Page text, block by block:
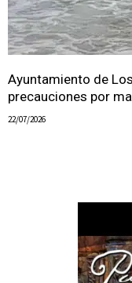
Ayuntamiento de
precauciones por
22/07/2026